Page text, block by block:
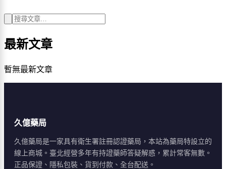
最新文章
暫無最新文章
久億藥局
久億藥局是一家具有衛生署註冊認證藥局，本站為藥局特設立的
線上商城。臺北經營多年有持證藥師答疑解惑，累計常客無數。
正品保證、隱私包裝、貨到付款、全台配送。